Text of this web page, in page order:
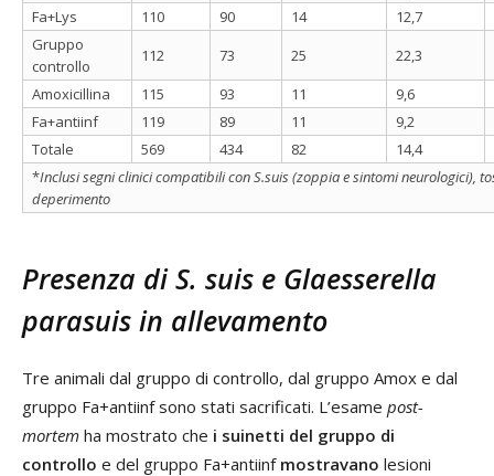
Fa+Lys
110 90 14
12,7
Gruppo
controllo
112 73 25
22,3
Amoxicillina
115 93 11
9,6
Fa+antiinf
119 89 11
9,2
Totale
569 434 82
14,4
*Inclusi segni clinici compatibili con S.suis (zoppia e sintomi neurologici),
deperimento
Presenza di S. suis e Glaesserella
parasuis in allevamento
Tre animali dal gruppo di controllo, dal gruppo Amox e dal
gruppo Fa+antiinf sono stati sacrificati. L’esame post-
mortem ha mostrato che i suinetti del gruppo di
controllo e del gruppo Fa+antiinf mostravano lesioni